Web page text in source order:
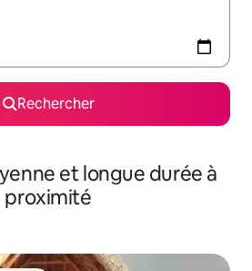
Rechercher
et longue durée à
proximité